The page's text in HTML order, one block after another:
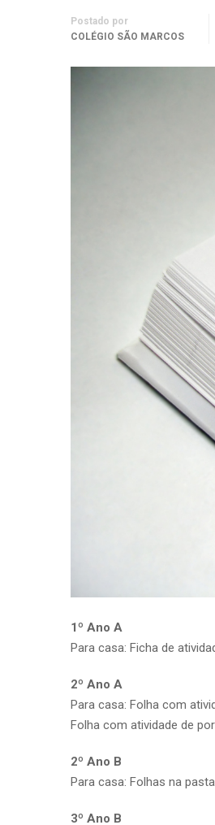
Postado por
COLÉGIO SÃO MARCOS
1º Ano A
Para casa: Ficha de
2º Ano A
Para casa: Folha com
Folha com atividade de
2º Ano B
Para casa: Folhas na
3º Ano B